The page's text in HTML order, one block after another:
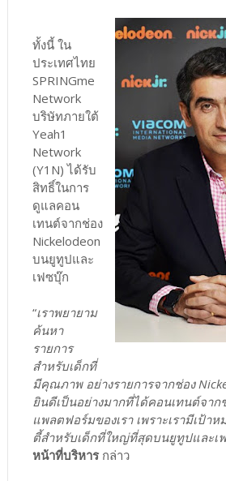
ทั้งนี้ ใน
ประเทศไทย
SPRINGme
Network
บริษัทภายใต้
Yeah1
Network
(Y1N) ได้รับ
สิทธิ์ในการ
ดูแลคอน
เทนต์จากช่อง
Nickelodeon
บนยูทูปและ
เฟซบุ๊ก
“เราพยายาม
ค้นหา
รายการ
สำหรับเด็กที่
มีคุณภาพ อย่างรายการจากช่อง
ยินดีเป็นอย่างมากที่ได้คอนเทนต์จาก
แพลตฟอร์มของเรา เพราะเรามีเป้า
ตี้สำหรับเด็กที่ใหญ่ที่สุดบนยูทูปและเ
หน้าที่บริหารกล่าว